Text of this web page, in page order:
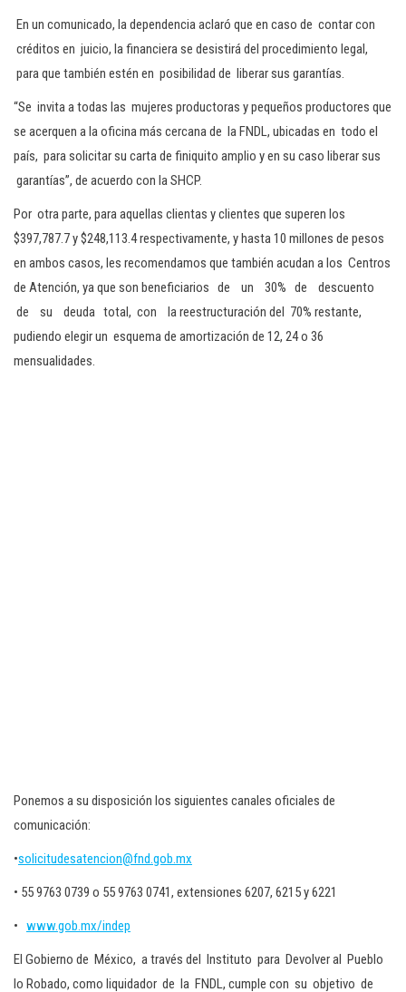
En un comunicado, la dependencia aclaró que en caso de contar con
créditos en juicio, la financiera se desistirá del procedimiento legal,
para que también estén en posibilidad de liberar sus garantías.
“Se invita a todas las mujeres productoras y pequeños productores que
se acerquen a la oficina más cercana de la FNDL, ubicadas en todo el
país, para solicitar su carta de finiquito amplio y en su caso liberar sus
garantías”, de acuerdo con la SHCP.
Por otra parte, para aquellas clientas y clientes que superen los
$397,787.7 y $248,113.4 respectivamente, y hasta 10 millones de pesos
en ambos casos, les recomendamos que también acudan a los Centros
de Atención, ya que son beneficiarios de un 30% de descuento
de su deuda total, con la reestructuración del 70% restante,
pudiendo elegir un esquema de amortización de 12, 24 o 36
mensualidades.
Ponemos a su disposición los siguientes canales oficiales de
comunicación:
•solicitudesatencion@fnd.gob.mx
• 55 9763 0739 o 55 9763 0741, extensiones 6207, 6215 y 6221
• www.gob.mx/indep
El Gobierno de México, a través del Instituto para Devolver al Pueblo
lo Robado, como liquidador de la FNDL, cumple con su objetivo de